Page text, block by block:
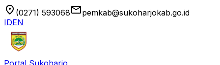
location_on (0271) 593068emailpemkab@sukoharjokab.go.id
IDEN
Portal Sukoharjo